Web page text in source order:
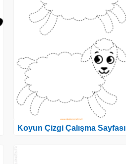
Koyun Çizgi Çalışma Sayfası